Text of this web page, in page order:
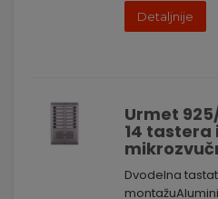
Detaljnije
Urmet
14 tastera
Dvodelna